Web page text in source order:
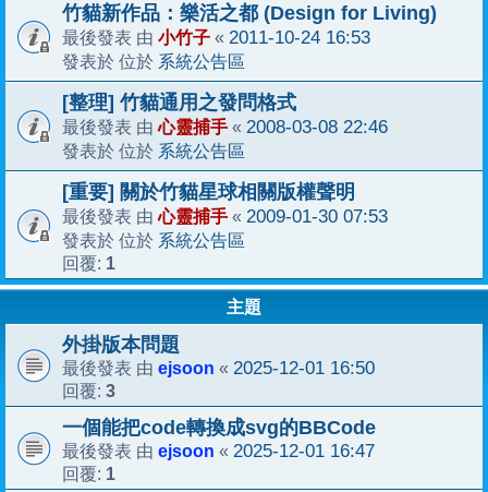
竹貓新作品：樂活之都 (Design for Living)
最後發表 由 小竹子 « 2011-10-24 16:53
發表於 位於 系統公告區
[整理] 竹貓通用之發問格式
最後發表 由心靈捕手 « 2008-03-08 22:46
發表於 位於 系統公告區
[重要] 關於竹貓星球相關版權聲明
最後發表 由心靈捕手 « 2009-01-30 07:53
發表於 位於 系統公告區
回覆: 1
主題
外掛版本問題
最後發表 由 ejsoon « 2025-12-01 16:50
回覆: 3
一個能把code轉換成svg的BBCode
最後發表 由 ejsoon « 2025-12-01 16:47
回覆: 1